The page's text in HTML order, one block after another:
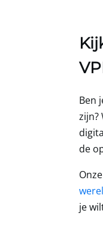
Ben
zijn?
de
Onze
je